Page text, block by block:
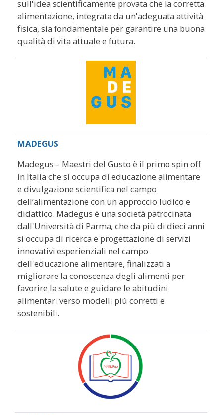
sull'idea scientificamente provata che la corretta
alimentazione, integrata da un'adeguata attività
fisica, sia fondamentale per garantire una buona
qualità di vita attuale e futura.
MADEGUS
Madegus – Maestri del Gusto è il primo spin off
in Italia che si occupa di educazione alimentare
e divulgazione scientifica nel campo
dell’alimentazione con un approccio ludico e
didattico. Madegus è una società patrocinata
dall'Università di Parma, che da più di dieci anni
si occupa di ricerca e progettazione di servizi
innovativi esperienziali nel campo
dell'educazione alimentare, finalizzati a
migliorare la conoscenza degli alimenti per
favorire la salute e guidare le abitudini
alimentari verso modelli più corretti e
sostenibili.